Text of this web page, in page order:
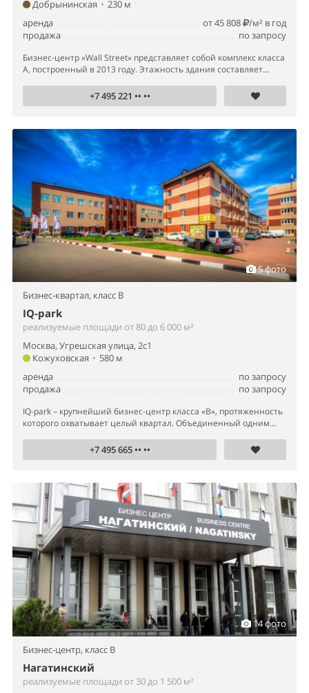
Добрынинская • 230 м
от 45 808
/м² в год
аренда
по запросу
продажа
Бизнес-центр «Wall Street» представляет собой комплекс класса
А, построенный в 2013 году. Этажность здания составляет...
+7 495 221 •• ••
5 фото
Бизнес-квартал, класс B
IQ-park
реализуемые площади от 80 до 6 000 м²
Москва, Угрешская улица, 2с1
Кожуховская • 580 м
по запросу
аренда
по запросу
продажа
IQ-park – крупнейший бизнес-центр класса «В», протяженность
которого охватывает целый квартал. Объединенный одним...
+7 495 665 •• ••
14 фото
Бизнес-центр, класс B
Нагатинский
реализуемые площади от 30 до 1 500 м²